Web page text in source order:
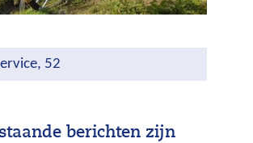
52
berichten zijn